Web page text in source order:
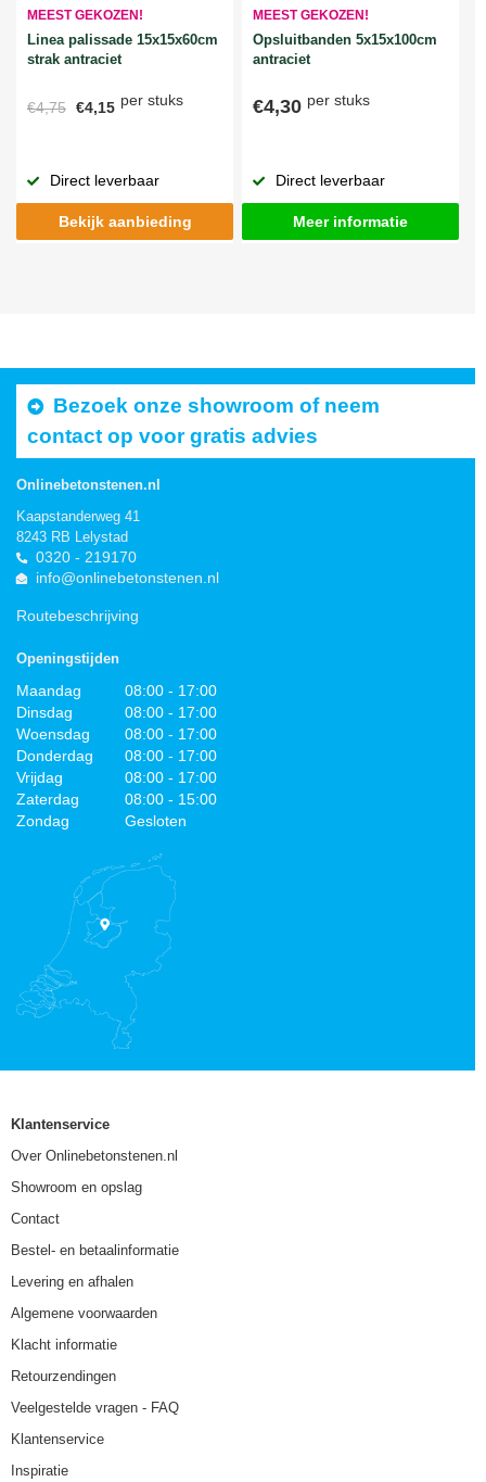
MEEST GEKOZEN!
Linea palissade 15x15x60cm
strak antraciet
€4,75 €4,15 per stuks
Direct leverbaar
Bekijk aanbieding
MEEST GEKOZEN!
Opsluitbanden 5x15x100cm
antraciet
€4,30 per stuks
Direct leverbaar
Meer informatie
Bezoek onze showroom of neem
contact op voor gratis advies
Onlinebetonstenen.nl
Kaapstanderweg 41
8243 RB Lelystad
0320 - 219170
info@onlinebetonstenen.nl
Routebeschrijving
Openingstijden
Maandag
08:00 - 17:00
Dinsdag
08:00 - 17:00
Woensdag
08:00 - 17:00
Donderdag
08:00 - 17:00
Vrijdag
08:00 - 17:00
Zaterdag
08:00 - 15:00
Zondag
Gesloten
Klantenservice
Over Onlinebetonstenen.nl
Showroom en opslag
Contact
Bestel- en betaalinformatie
Levering en afhalen
Algemene voorwaarden
Klacht informatie
Retourzendingen
Veelgestelde vragen - FAQ
Klantenservice
Inspiratie